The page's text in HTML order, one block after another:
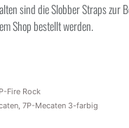
sind die Slobber Straps zur
Shop bestellt werden.
Fire Rock
, 7P-Mecaten 3-farbig